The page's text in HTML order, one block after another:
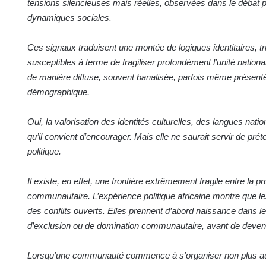
tensions silencieuses mais réelles, observées dans le débat
dynamiques sociales.
Ces signaux traduisent une montée de logiques identitaires,
susceptibles à terme de fragiliser profondément l’unité
de manière diffuse, souvent banalisée, parfois même
démographique.
Oui, la valorisation des identités culturelles, des langues
qu’il convient d’encourager. Mais elle ne saurait servir de
politique.
Il existe, en effet, une frontière extrêmement fragile entre la
communautaire. L’expérience politique africaine montre que
des conflits ouverts. Elles prennent d’abord naissance dans
d’exclusion ou de domination communautaire, avant de
Lorsqu’une communauté commence à s’organiser non plus